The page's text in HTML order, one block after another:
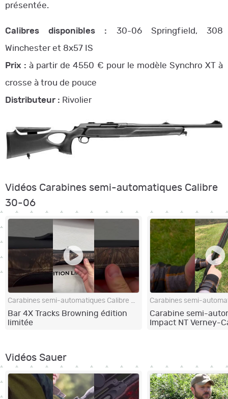
présentée.
Calibres disponibles : 30-06 Springfield, 308
Winchester et 8x57 IS
Prix : à partir de 4550 € pour le modèle Synchro XT à
crosse à trou de pouce
Distributeur : Rivolier
Vidéos Carabines semi-automatiques Calibre
30-06
Bar 4X Tracks Browning édition
limitée
Carabine semi-
Impact NT Verney-
Vidéos Sauer